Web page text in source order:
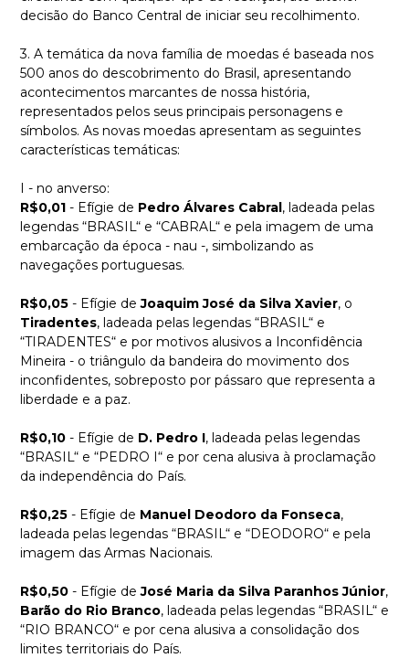
decisão do Banco Central de iniciar seu recolhimento.
3. A temática da nova família de moedas é baseada nos
500 anos do descobrimento do Brasil, apresentando
acontecimentos marcantes de nossa história,
representados pelos seus principais personagens e
símbolos. As novas moedas apresentam as seguintes
características temáticas:
I - no anverso:
R$0,01 - Efígie de Pedro Álvares Cabral, ladeada pelas
legendas “BRASIL“ e “CABRAL“ e pela imagem de uma
embarcação da época - nau -, simbolizando as
navegações portuguesas.
R$0,05 - Efígie deJoaquim José da Silva Xavier, o
Tiradentes, ladeada pelas legendas “BRASIL“ e
“TIRADENTES“ e por motivos alusivos a Inconfidência
Mineira - o triângulo da bandeira do movimento dos
inconfidentes, sobreposto por pássaro que representa a
liberdade e a paz.
R$0,10 - Efígie de D. Pedro I, ladeada pelas legendas
“BRASIL“ e “PEDRO I“ e por cena alusiva à proclamação
da independência do País.
R$0,25 - Efígie de Manuel Deodoro da Fonseca,
ladeada pelas legendas “BRASIL“ e “DEODORO“ e pela
imagem das Armas Nacionais.
R$0,50 - Efígie deJosé Maria da Silva Paranhos Júnior,
Barão do Rio Branco, ladeada pelas legendas “BRASIL“ e
“RIO BRANCO“ e por cena alusiva a consolidação dos
limites territoriais do País.